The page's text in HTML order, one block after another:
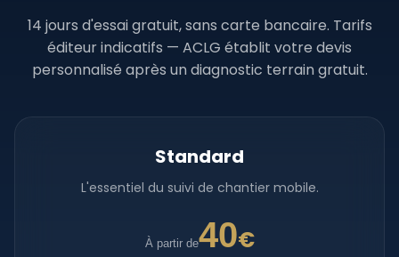
14 jours d'essai gratuit, sans carte bancaire. Tarifs
éditeur indicatifs — ACLG établit votre devis
personnalisé après un diagnostic terrain gratuit.
Standard
L'essentiel du suivi de chantier mobile.
À partir de40€